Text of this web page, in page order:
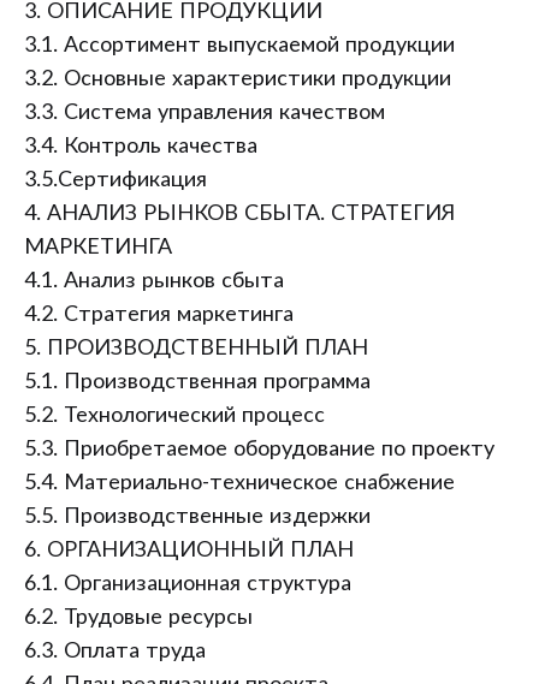
3. ОПИСАНИЕ ПРОДУКЦИИ
3.1. Ассортимент выпускаемой продукции
3.2. Основные характеристики продукции
3.3. Система управления качеством
3.4. Контроль качества
3.5.Сертификация
4. АНАЛИЗ РЫНКОВ СБЫТА. СТРАТЕГИЯ
МАРКЕТИНГА
4.1. Анализ рынков сбыта
4.2. Стратегия маркетинга
5. ПРОИЗВОДСТВЕННЫЙ ПЛАН
5.1. Производственная программа
5.2. Технологический процесс
5.3. Приобретаемое оборудование по проекту
5.4. Материально-техническое снабжение
5.5. Производственные издержки
6. ОРГАНИЗАЦИОННЫЙ ПЛАН
6.1. Организационная структура
6.2. Трудовые ресурсы
6.3. Оплата труда